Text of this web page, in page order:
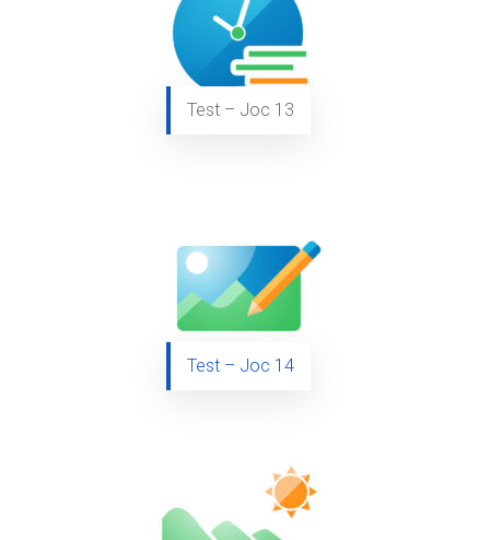
Test – Joc 13
Test – Joc 14